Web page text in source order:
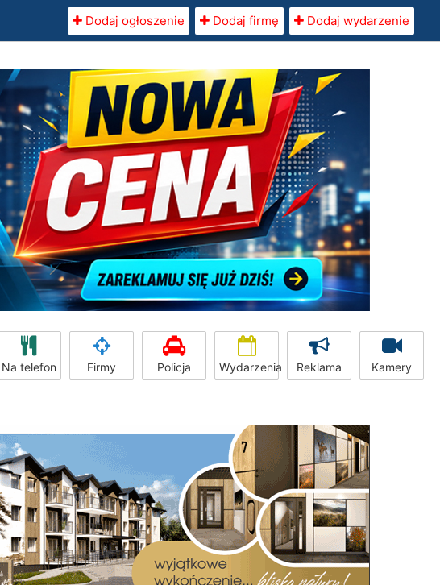
Dodaj ogłoszenie Dodaj firmę Dodaj wydarzenie
Na telefon Firmy Policja Wydarzenia Reklama Kamery